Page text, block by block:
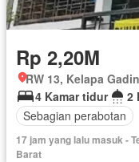
Rp 2,20M
4 Kamar tidur
2
Sebagian perabotan
17 jam yang lalu masuk -
Barat